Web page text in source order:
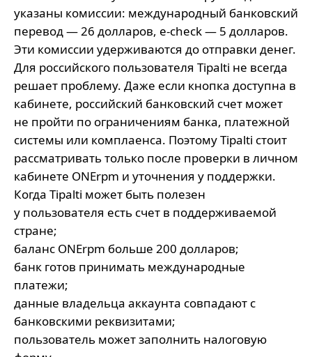
указаны комиссии: международный банковский
перевод — 26 долларов, e-check — 5 долларов.
Эти комиссии удерживаются до отправки денег.
Для российского пользователя Tipalti не всегда
решает проблему. Даже если кнопка доступна в
кабинете, российский банковский счет может
не пройти по ограничениям банка, платежной
системы или комплаенса. Поэтому Tipalti стоит
рассматривать только после проверки в личном
кабинете ONErpm и уточнения у поддержки.
Когда Tipalti может быть полезен
у пользователя есть счет в поддерживаемой
стране;
баланс ONErpm больше 200 долларов;
банк готов принимать международные
платежи;
данные владельца аккаунта совпадают с
банковскими реквизитами;
пользователь может заполнить налоговую